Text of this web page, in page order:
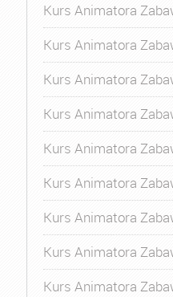
Kurs Animatora
Kurs Animatora
Kurs Animatora
Kurs Animatora
Kurs Animatora
Kurs Animatora
Kurs Animatora
Kurs Animatora
Kurs Animatora